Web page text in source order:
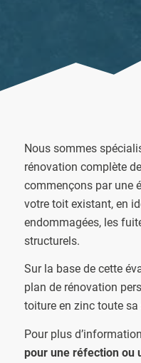
Nous sommes
rénovation complète
commençons par une
votre toit existant, en
endommagées, les
structurels.
Sur la base de cette
plan de rénovation
toiture en zinc toute sa
Pour plus
pour une réfection ou